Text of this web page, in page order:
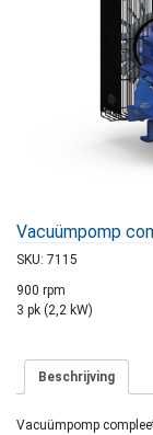
Vacuümpomp
SKU: 7115
900 rpm
3 pk (2,2 kW)
Beschrijving
Vacuümpomp